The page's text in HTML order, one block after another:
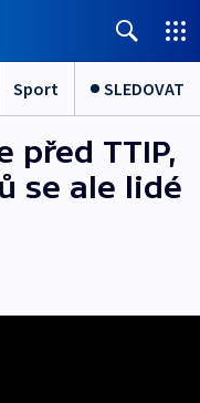
Sport SLEDOVAT
před TTIP,
se ale lidé